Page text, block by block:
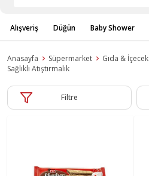
Alışveriş Düğün Baby Shower
Anasayfa Süpermarket Gıda & İçecek
Sağlıklı Atıştırmalık
Filtre